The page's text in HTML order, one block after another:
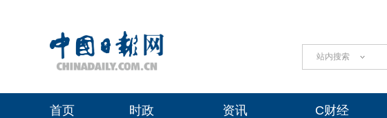
站内搜索
首页 时政 资讯 C财经